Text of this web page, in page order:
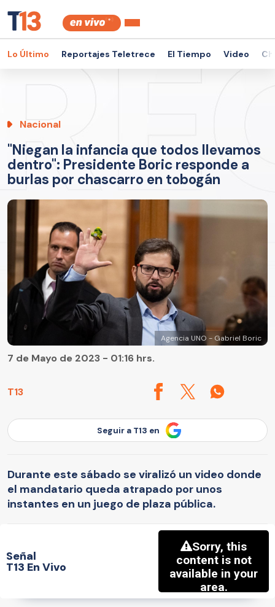
Lo Último Reportajes Teletrece El Tiempo Video
Nacional
"Niegan la infancia que todos llevamos
dentro": Presidente Boric responde a
burlas por chascarro en tobogán
Agencia UNO - Gabriel Boric
T13
7 de Mayo de 2023 - 01:16 hrs.
Seguir a T13 en
Durante este sábado se viralizó un video donde
el mandatario queda atrapado por unos
instantes en un juego de plaza pública.
Señal
T13 En Vivo